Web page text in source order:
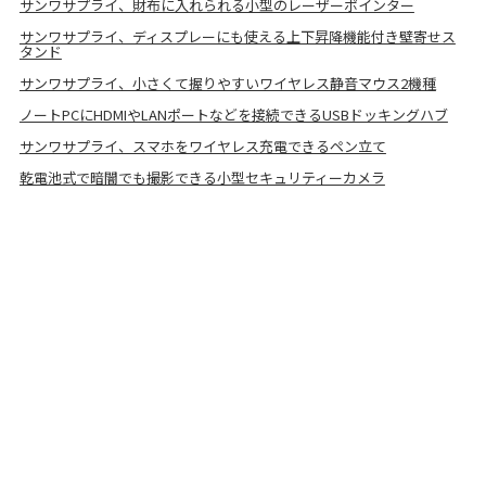
サンワサプライ、財布に入れられる小型のレーザーポインター
サンワサプライ、ディスプレーにも使える上下昇降機能付き壁寄せス
タンド
サンワサプライ、小さくて握りやすいワイヤレス静音マウス2機種
ノートPCにHDMIやLANポートなどを接続できるUSBドッキングハブ
サンワサプライ、スマホをワイヤレス充電できるペン立て
乾電池式で暗闇でも撮影できる小型セキュリティーカメラ